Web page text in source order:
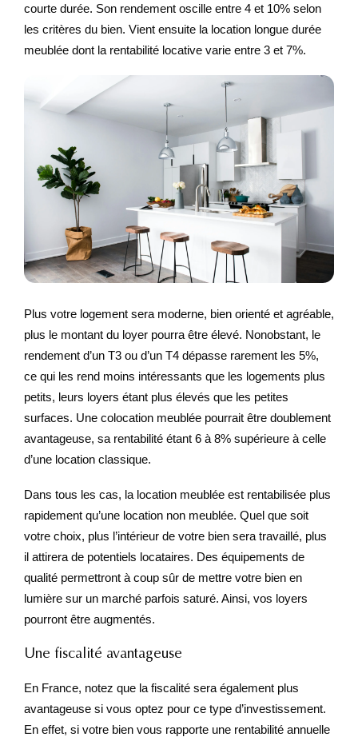
courte durée. Son rendement oscille entre 4 et 10% selon
les critères du bien. Vient ensuite la location longue durée
meublée dont la rentabilité locative varie entre 3 et 7%.
Plus votre logement sera moderne, bien orienté et agréable,
plus le montant du loyer pourra être élevé. Nonobstant, le
rendement d’un T3 ou d’un T4 dépasse rarement les 5%,
ce qui les rend moins intéressants que les logements plus
petits, leurs loyers étant plus élevés que les petites
surfaces. Une colocation meublée pourrait être doublement
avantageuse, sa rentabilité étant 6 à 8% supérieure à celle
d’une location classique.
Dans tous les cas, la location meublée est rentabilisée plus
rapidement qu’une location non meublée. Quel que soit
votre choix, plus l’intérieur de votre bien sera travaillé, plus
il attirera de potentiels locataires. Des équipements de
qualité permettront à coup sûr de mettre votre bien en
lumière sur un marché parfois saturé. Ainsi, vos loyers
pourront être augmentés.
Une fiscalité avantageuse
En France, notez que la fiscalité sera également plus
avantageuse si vous optez pour ce type d’investissement.
En effet, si votre bien vous rapporte une rentabilité annuelle